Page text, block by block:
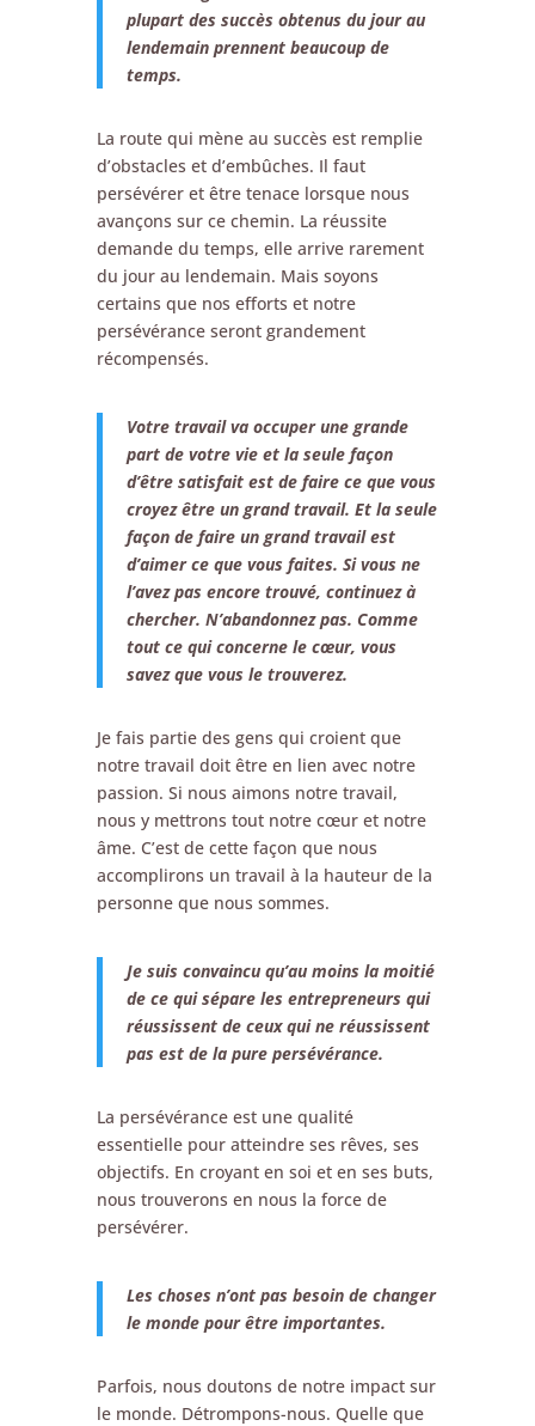
plupart des succès obtenus du jour au
lendemain prennent beaucoup de
temps.
La route qui mène au succès est remplie
d’obstacles et d’embûches. Il faut
persévérer et être tenace lorsque nous
avançons sur ce chemin. La réussite
demande du temps, elle arrive rarement
du jour au lendemain. Mais soyons
certains que nos efforts et notre
persévérance seront grandement
récompensés.
Votre travail va occuper une grande
part de votre vie et la seule façon
d’être satisfait est de faire ce que vous
croyez être un grand travail. Et la seule
façon de faire un grand travail est
d’aimer ce que vous faites. Si vous ne
l’avez pas encore trouvé, continuez à
chercher. N’abandonnez pas. Comme
tout ce qui concerne le cœur, vous
savez que vous le trouverez.
Je fais partie des gens qui croient que
notre travail doit être en lien avec notre
passion. Si nous aimons notre travail,
nous y mettrons tout notre cœur et notre
âme. C’est de cette façon que nous
accomplirons un travail à la hauteur de la
personne que nous sommes.
Je suis convaincu qu’au moins la moitié
de ce qui sépare les entrepreneurs qui
réussissent de ceux qui ne réussissent
pas est de la pure persévérance.
La persévérance est une qualité
essentielle pour atteindre ses rêves, ses
objectifs. En croyant en soi et en ses buts,
nous trouverons en nous la force de
persévérer.
Les choses n’ont pas besoin de changer
le monde pour être importantes.
Parfois, nous doutons de notre impact sur
le monde. Détrompons-nous. Quelle que